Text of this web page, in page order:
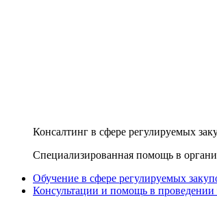
Консалтинг в сфере регулируемых
Специализированная помощь в
Обучение в сфере регулируемых
Консультации и помощь в проведении